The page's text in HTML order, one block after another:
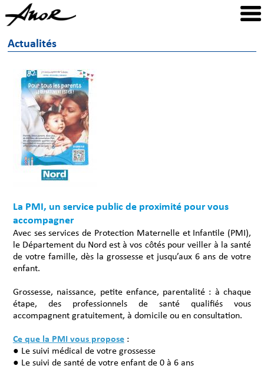
Actualités
La PMI, un service public de proximité pour vous
accompagner
Avec ses services de Protection Maternelle et Infantile (PMI),
le Département du Nord est à vos côtés pour veiller à la santé
de votre famille, dès la grossesse et jusqu’aux 6 ans de votre
enfant.
Grossesse, naissance, petite enfance, parentalité : à chaque
étape, des professionnels de santé qualifiés vous
accompagnent gratuitement, à domicile ou en consultation.
Ce que la PMI vous propose:
● Le suivi médical de votre grossesse
● Le suivi de santé de votre enfant de 0 à 6 ans